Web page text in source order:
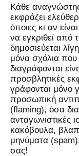
Kάθε
εκφράζει
όποιες κι αν
να εγκριθεί από
δημοσιεύεται
μόνα σχόλια που
διαγράφονται
προσβλητικές
γράφονται μόνο
προσωπική
(flaming), όσα
ανταγωνιστικές
κακόβουλα,
μηνύματα
σας!